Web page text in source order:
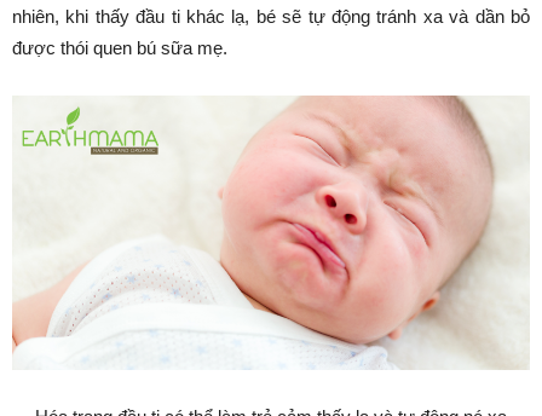
nhiên, khi thấy đầu ti khác lạ, bé sẽ tự động tránh xa và dần bỏ
được thói quen bú sữa mẹ.